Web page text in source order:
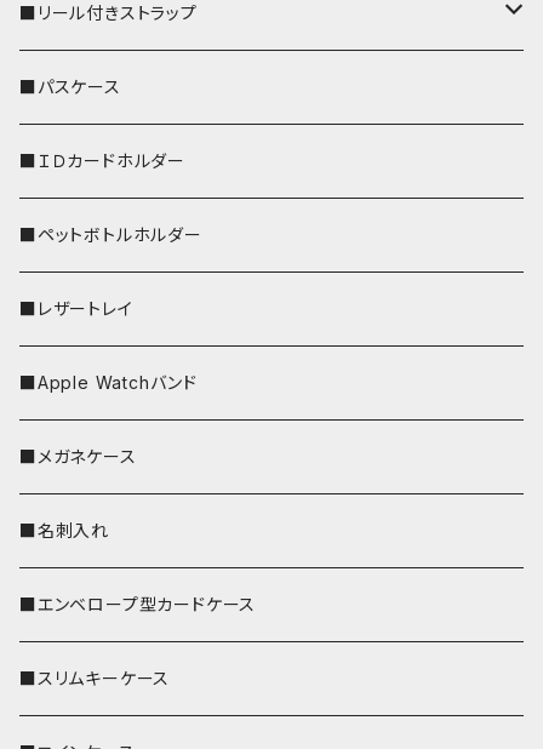
■リール付きストラップ
リールのみ
ストラップ付
■パスケース
■ＩＤカードホルダー
■ペットボトルホルダー
■レザートレイ
■Apple Watchバンド
■メガネケース
■名刺入れ
■エンベロープ型カードケース
■スリムキーケース